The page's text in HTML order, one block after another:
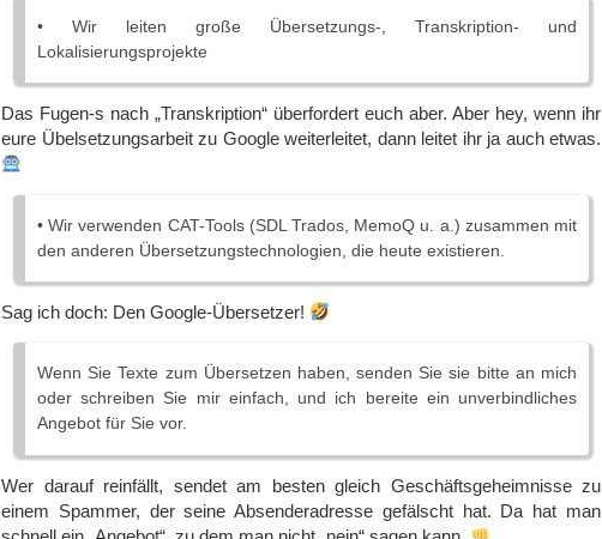
• Wir leiten große Übersetzungs-, Transkription- und
Lokalisierungsprojekte
Das Fugen-s nach „Transkription“ überfordert euch aber. Aber hey, wenn ihr
eure Übelsetzungsarbeit zu Google weiterleitet, dann leitet ihr ja auch etwas.
• Wir verwenden CAT-Tools (SDL Trados, MemoQ u. a.) zusammen mit
den anderen Übersetzungstechnologien, die heute existieren.
Sag ich doch: Den Google-Übersetzer!
Wenn Sie Texte zum Übersetzen haben, senden Sie sie bitte an mich
oder schreiben Sie mir einfach, und ich bereite ein unverbindliches
Angebot für Sie vor.
Wer darauf reinfällt, sendet am besten gleich Geschäftsgeheimnisse zu
einem Spammer, der seine Absenderadresse gefälscht hat. Da hat man